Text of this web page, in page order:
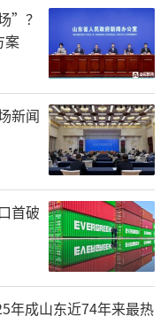
医保局提出的20
审慢特病病种纳
众因这9种慢特病
网结算、达到相
受门诊慢特病待
职工生育津贴联网
即可享受生育待
，患者在省内就
联网结算；如去
办事大厅等自助
”？
案
新闻
首破
年成山东近74年来最热